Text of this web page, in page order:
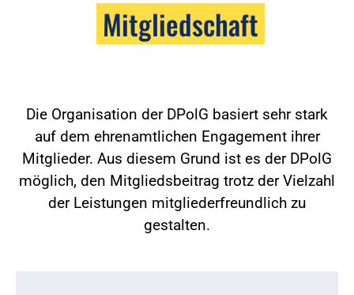
Mitgliedschaft
Die Organisation der DPolG basiert sehr stark
auf dem ehrenamtlichen Engagement ihrer
Mitglieder. Aus diesem Grund ist es der DPolG
möglich, den Mitgliedsbeitrag trotz der Vielzahl
der Leistungen mitgliederfreundlich zu
gestalten.